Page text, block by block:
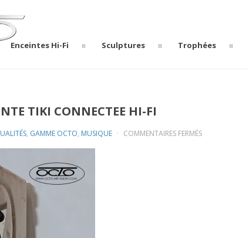
Enceintes Hi-Fi Sculptures Trophées
TIKI CONNECTEE HI-FI
, GAMME OCTO, MUSIQUE COMMENTAIRES FERMÉSSUR